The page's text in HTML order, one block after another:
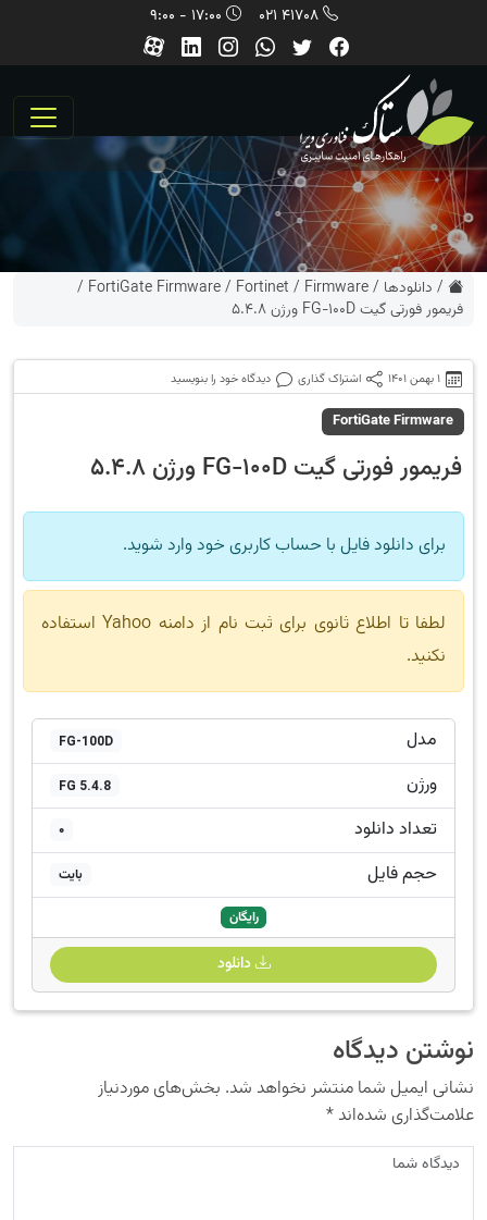
41708 021
/ دانلودها /
Firmware
/
Fortinet
/
FortiGate Firmware
/
فریمور فورتی گیت FG-100D ورژن 5.4.8
1 بهمن 1401 اشتراک گذاری دیدگاه خود را بنویسید
FortiGate Firmware
فریمور فورتی گیت FG-100D ورژن 5.4.8
برای دانلود فایل با حساب کاربری خود وارد شوید.
لطفا تا اطلاع ثانوی برای ثبت نام از دامنه Yahoo استفاده
نکنید.
مدل FG-100D
ورژن FG 5.4.8
تعداد دانلود 0
حجم فایل بایت
رایگان
دانلود
نوشتن دیدگاه
نشانی ایمیل شما منتشر نخواهد شد. بخش‌های موردنیاز
علامت‌گذاری شده‌اند*